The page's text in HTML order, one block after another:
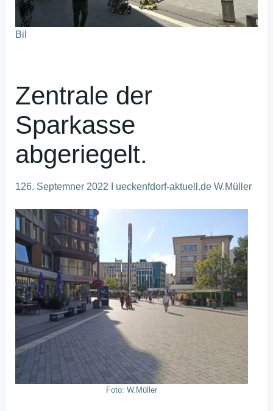
Bil
Zentrale der
Sparkasse
abgeriegelt.
126. Septemner 2022 I ueckenfdorf-aktuell.de W.Müller
Foto: W.Müller